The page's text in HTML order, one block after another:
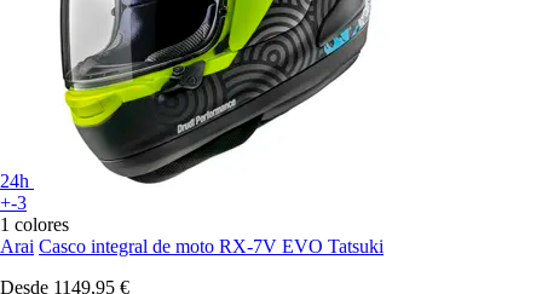
24h
+-3
1 colores
Arai Casco integral de moto RX-7V EVO Tatsuki
Desde 1149,95 €